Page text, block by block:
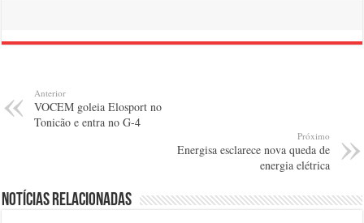
Anterior
VOCEM goleia Elosport no
Tonicão e entra no G-4
Próximo
Energisa esclarece nova queda de
energia elétrica
Notícias relacionadas